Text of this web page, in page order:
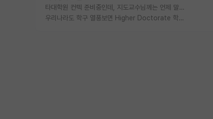
타대학원 컨텍 준비중인데, 지도교수님께는 언제 말씀드려야 할까요?
우리나라도 학구 열풍보면 Higher Doctorate 학위가 필요하다고 봅니다.